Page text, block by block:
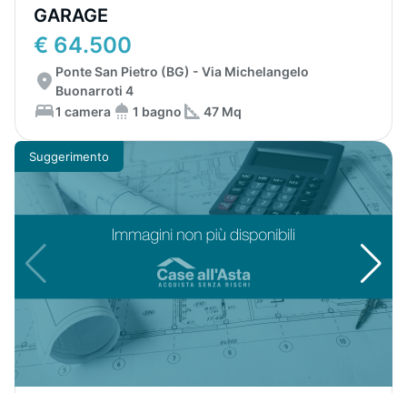
GARAGE
€ 64.500
Ponte San Pietro (BG) - Via Michelangelo
Buonarroti 4
1 camera
1 bagno 47 Mq
Suggerimento